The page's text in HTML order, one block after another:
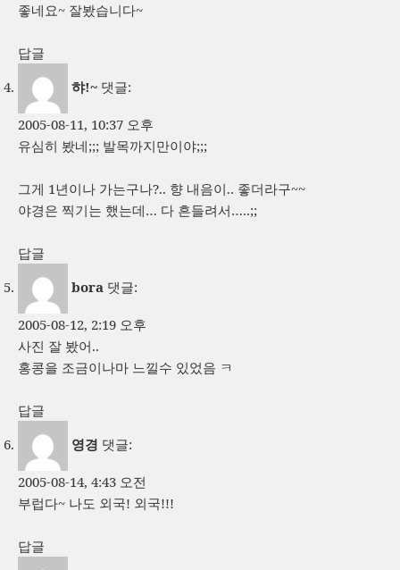
좋네요~ 잘봤습니다~
답글
햐!~ 댓글:
2005-08-11, 10:37 오후
유심히 봤네;;; 발목까지만이야;;;
그게 1년이나 가는구나?.. 향 내음이.. 좋더라구~~
야경은 찍기는 했는데… 다 흔들려서…..;;
답글
bora 댓글:
2005-08-12, 2:19 오후
사진 잘 봤어..
홍콩을 조금이나마 느낄수 있었음 ㅋ
답글
영경 댓글:
2005-08-14, 4:43 오전
부럽다~ 나도 외국! 외국!!!
답글